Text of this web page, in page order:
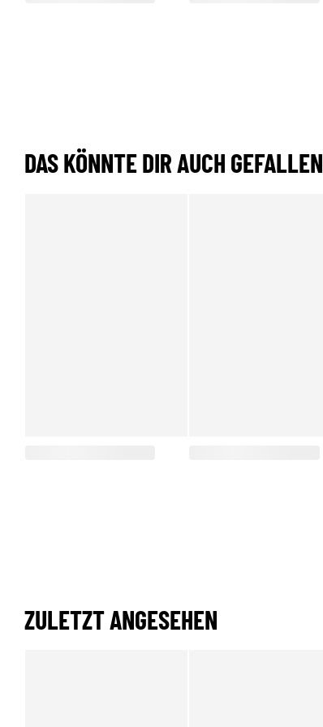
DAS KÖNNTE DIR AUCH GEFALLEN
ZULETZT ANGESEHEN